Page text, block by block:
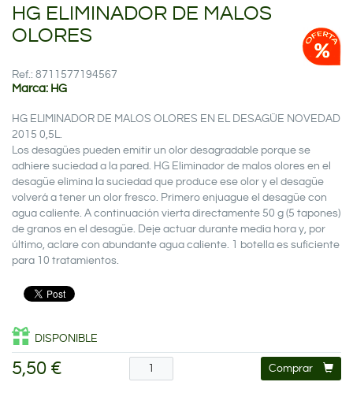
HG ELIMINADOR DE MALOS
OLORES
Ref.: 8711577194567
Marca: HG
HG ELIMINADOR DE MALOS OLORES EN EL DESAGÜE NOVEDAD
2015 0,5L.
Los desagües pueden emitir un olor desagradable porque se
adhiere suciedad a la pared. HG Eliminador de malos olores en el
desagüe elimina la suciedad que produce ese olor y el desagüe
volverá a tener un olor fresco. Primero enjuague el desagüe con
agua caliente. A continuación vierta directamente 50 g (5 tapones)
de granos en el desagüe. Deje actuar durante media hora y, por
último, aclare con abundante agua caliente. 1 botella es suficiente
para 10 tratamientos.
DISPONIBLE
5,50 € Comprar